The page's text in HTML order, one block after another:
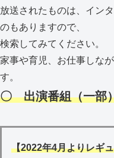
放送されたものは、イン
のもありますので、
検索してみてください。
家事や育児、お仕事しな
す。
〇 出演番組（一部
【2022年4月よりレギ